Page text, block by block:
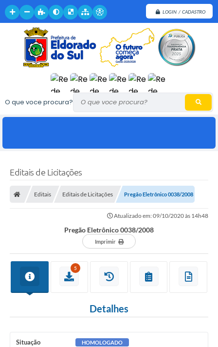
LOGIN / CADASTRO
O que voce procura?
Editais de Licitações
Editais Editais de Licitações Pregão Eletrônico 0038/2008
Atualizado em: 09/10/2020 às 14h48
Pregão Eletrônico 0038/2008
Imprimir
5
Detalhes
Situação HOMOLOGADO